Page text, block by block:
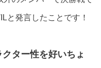
と発言したことです！
ター性を好いちょ